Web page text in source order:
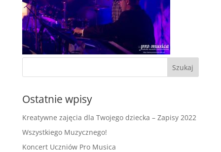
Ostatnie wpisy
Kreatywne zajęcia dla Twojego dziecka – Zapisy 2022
Wszystkiego Muzycznego!
Koncert Uczniów Pro Musica